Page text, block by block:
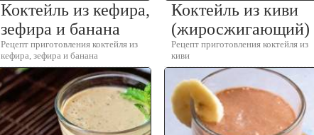
Коктейль из кефира,
зефира и банана
Рецепт приготовления коктейля из
кефира, зефира и банана
Коктейль из киви
(жиросжигающий)
Рецепт приготовления коктейля из
киви